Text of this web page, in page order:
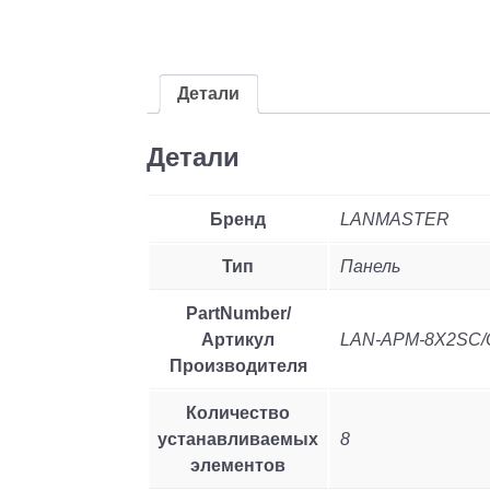
Детали
Детали
Бренд LANMASTER
Тип Панель
PartNumber/
Артикул
Производителя
LAN-APM-8X2SC/
Количество
устанавливаемых
элементов
8